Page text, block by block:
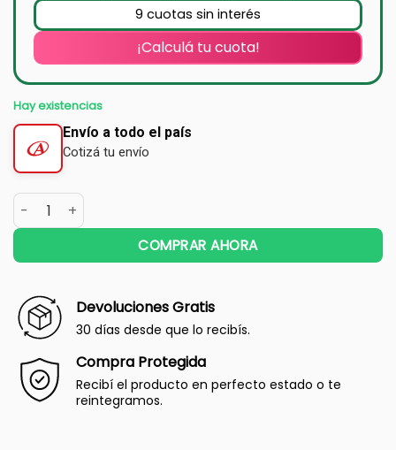
9 cuotas sin interés
¡Calculá tu cuota!
Hay existencias
Envío a todo el país
Cotizá tu envío
COMPRAR AHORA
Devoluciones Gratis
30 días desde que lo recibís.
Compra Protegida
Recibí el producto en perfecto estado o te
reintegramos.